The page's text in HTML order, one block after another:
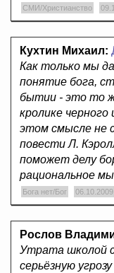
СМИ/Христианство
Кухтин Михаил:
Как только мы
понятие бога,
бытии - это то
кролике
этом смысле не
повести Л.
поможет делу
рациональное
Бога нет/Бог 06.10.2009
Рослов
Утрата школой
серьёзную